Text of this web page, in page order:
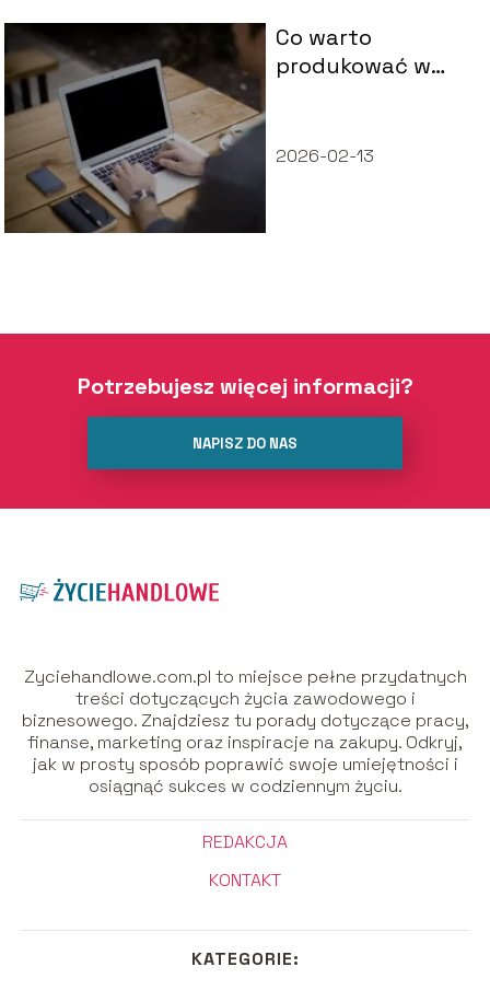
Co warto
produkować w
2026-02-13
Potrzebujesz więcej informacji?
NAPISZ DO NAS
Zyciehandlowe.com.pl to miejsce pełne przydatnych
treści dotyczących życia zawodowego i
biznesowego. Znajdziesz tu porady dotyczące pracy,
finanse, marketing oraz inspiracje na zakupy. Odkryj,
jak w prosty sposób poprawić swoje umiejętności i
osiągnąć sukces w codziennym życiu.
REDAKCJA
KONTAKT
KATEGORIE: